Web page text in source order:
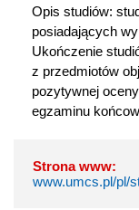
Opis studiów:
posiadających
Ukończenie
z przedmiotów
pozytywnej
egzaminu
Strona www:
www.umcs.pl/pl/